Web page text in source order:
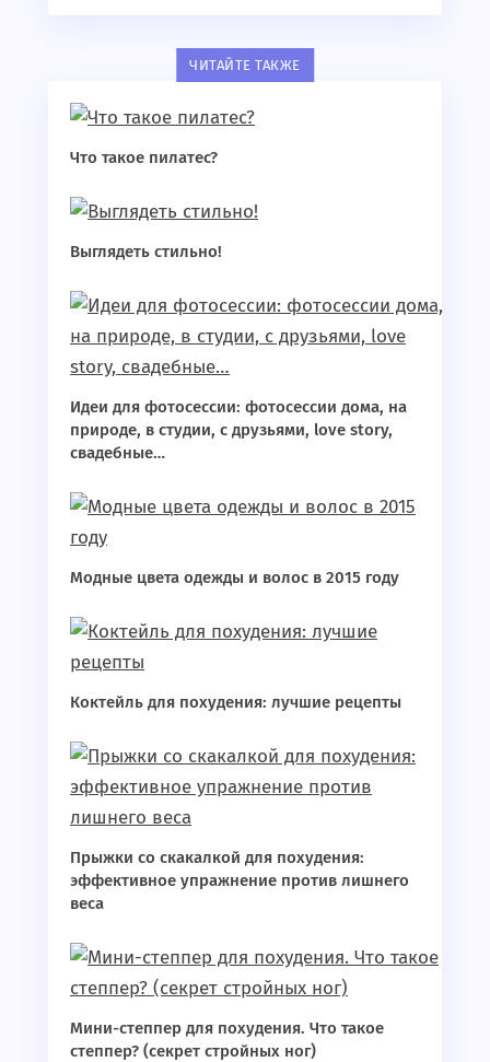
ЧИТАЙТЕ ТАКЖЕ
Что такое пилатес?
Выглядеть стильно!
Идеи для фотосессии: фотосессии дома, на
природе, в студии, с друзьями, love story,
свадебные…
Модные цвета одежды и волос в 2015 году
Коктейль для похудения: лучшие рецепты
Прыжки со скакалкой для похудения:
эффективное упражнение против лишнего
веса
Мини-степпер для похудения. Что такое
степпер? (секрет стройных ног)